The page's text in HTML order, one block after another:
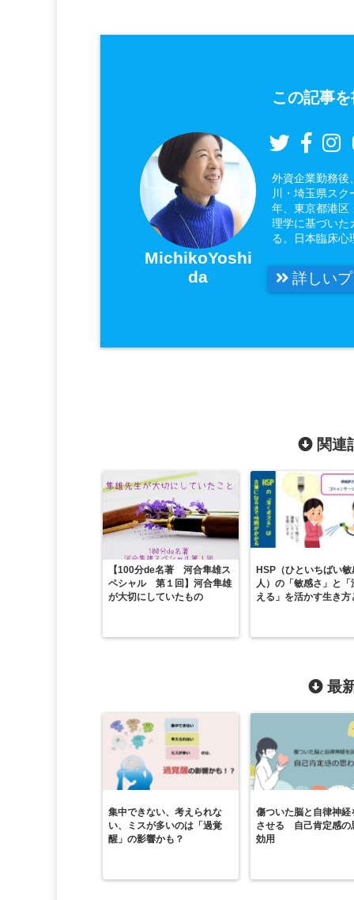
この記事
MichikoYoshi
da
外資企業勤務後
川・埼玉県ス
年、東京都港区
理学に基づいた
る。日本臨床心
詳しいプ
関連
【100分de名著 河合隼雄ス
ペシャル 第１回】河合隼雄
が大切にしていたもの
HSP（ひといちばい敏
人）の「敏感さ」と「
える」を活かす生き方
最
集中できない、考えられな
い、ミスが多いのは「過覚
醒」の影響かも？
傷ついた脳と自律神経
させる 自己肯定感の
効用